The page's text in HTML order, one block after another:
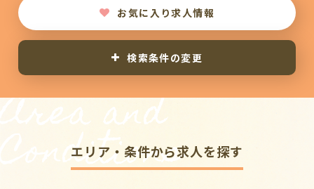
お気に入り求人情報
検索条件の変更
Area and
Conditions
エリア・条件から求人を探す